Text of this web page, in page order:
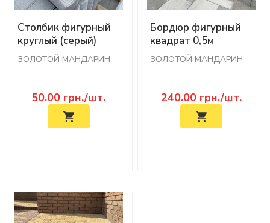
Столбик фигурный
круглый (серый)
ЗОЛОТОЙ МАНДАРИН
50.00 грн./шт.
Бордюр фигурный
квадрат 0,5м
(серый)
ЗОЛОТОЙ МАНДАРИН
240.00 грн./шт.